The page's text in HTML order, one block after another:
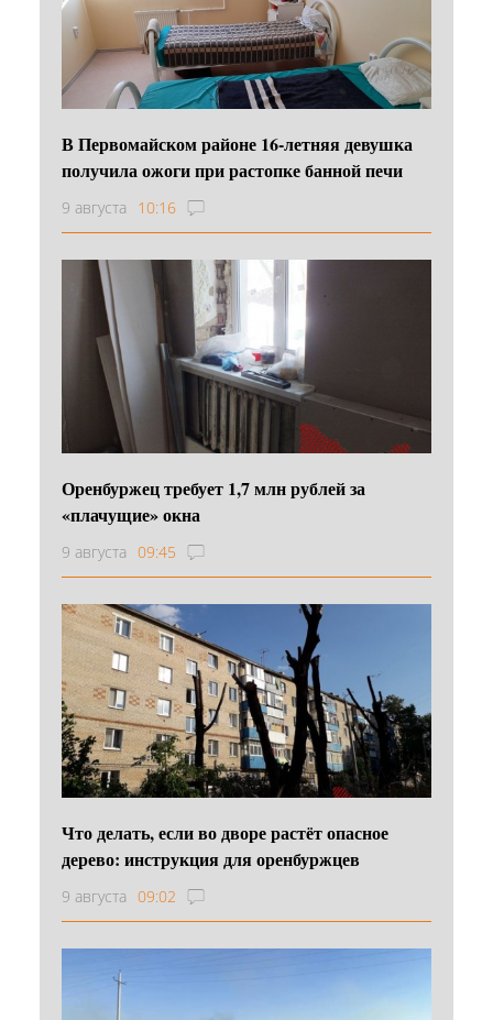
В Первомайском районе 16‑летняя девушка
получила ожоги при растопке банной печи
9 августа 10:16
Оренбуржец требует 1,7 млн рублей за
«плачущие» окна
9 августа 09:45
Что делать, если во дворе растёт опасное
дерево: инструкция для оренбуржцев
9 августа 09:02